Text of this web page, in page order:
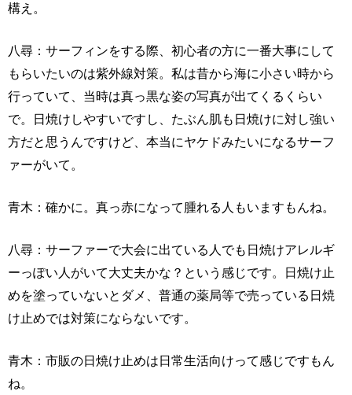
構え。
八尋：サーフィンをする際、初心者の方に一番大事にして
もらいたいのは紫外線対策。私は昔から海に小さい時から
行っていて、当時は真っ黒な姿の写真が出てくるくらい
で。日焼けしやすいですし、たぶん肌も日焼けに対し強い
方だと思うんですけど、本当にヤケドみたいになるサーフ
ァーがいて。
青木：確かに。真っ赤になって腫れる人もいますもんね。
八尋：サーファーで大会に出ている人でも日焼けアレルギ
ーっぽい人がいて大丈夫かな？という感じです。日焼け止
めを塗っていないとダメ、普通の薬局等で売っている日焼
け止めでは対策にならないです。
青木：市販の日焼け止めは日常生活向けって感じですもん
ね。